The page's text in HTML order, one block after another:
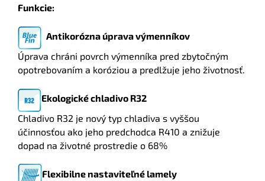
Funkcie:
Antikorózna úprava výmenníkov
Úprava chráni povrch výmenníka pred zbytočným
opotrebovaním a koróziou a predlžuje jeho životnosť.
Ekologické chladivo R32
Chladivo R32 je nový typ chladiva s vyššou
účinnosťou ako jeho predchodca R410 a znižuje
dopad na životné prostredie o 68%
Flexibilne nastaviteľné lamely